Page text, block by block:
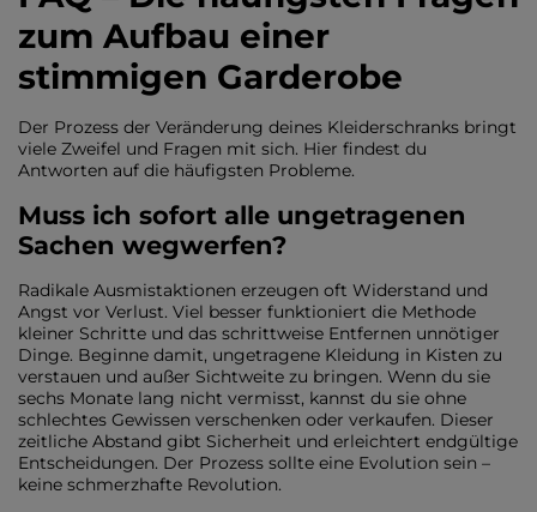
zum Aufbau einer
stimmigen Garderobe
Der Prozess der Veränderung deines Kleiderschranks bringt
viele Zweifel und Fragen mit sich. Hier findest du
Antworten auf die häufigsten Probleme.
Muss ich sofort alle ungetragenen
Sachen wegwerfen?
Radikale Ausmistaktionen erzeugen oft Widerstand und
Angst vor Verlust. Viel besser funktioniert die Methode
kleiner Schritte und das schrittweise Entfernen unnötiger
Dinge. Beginne damit, ungetragene Kleidung in Kisten zu
verstauen und außer Sichtweite zu bringen. Wenn du sie
sechs Monate lang nicht vermisst, kannst du sie ohne
schlechtes Gewissen verschenken oder verkaufen. Dieser
zeitliche Abstand gibt Sicherheit und erleichtert endgültige
Entscheidungen. Der Prozess sollte eine Evolution sein –
keine schmerzhafte Revolution.